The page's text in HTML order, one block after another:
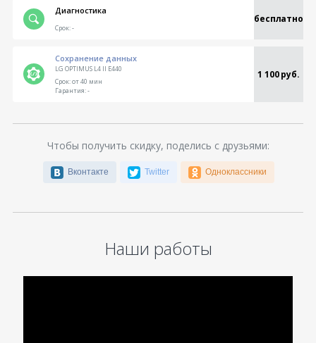
Диагностика
бесплатно
Срок:-
Сохранение данных
LG OPTIMUS L4 II E440 1 100 руб.
Срок:от 40 мин
Гарантия:-
Чтобы получить скидку, поделись с друзьями:
Вконтакте Twitter Одноклассники
Наши работы